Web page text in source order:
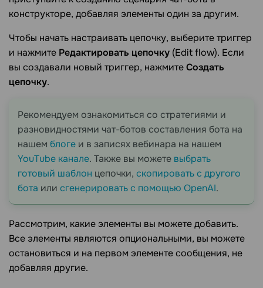
конструкторе, добавляя элементы один за другим.
Чтобы начать настраивать цепочку, выберите триггер
и нажмите Редактировать цепочку (Edit flow). Если
вы создавали новый триггер, нажмитеСоздать
цепочку.
Рекомендуем ознакомиться со стратегиями и
разновидностями чат-ботов составления бота на
нашем блоге и в записях вебинара на нашем
YouTube канале. Также вы можете выбрать
готовый шаблон цепочки, скопировать с другого
бота или сгенерировать с помощью OpenAI.
Рассмотрим, какие элементы вы можете добавить.
Все элементы являются опциональными, вы можете
остановиться и на первом элементе сообщения, не
добавляя другие.